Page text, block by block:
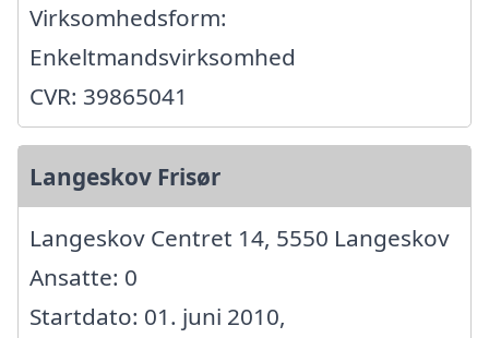
Virksomhedsform:
Enkeltmandsvirksomhed
CVR: 39865041
Langeskov Frisør
Langeskov Centret 14, 5550 Langeskov
Ansatte: 0
Startdato: 01. juni 2010,